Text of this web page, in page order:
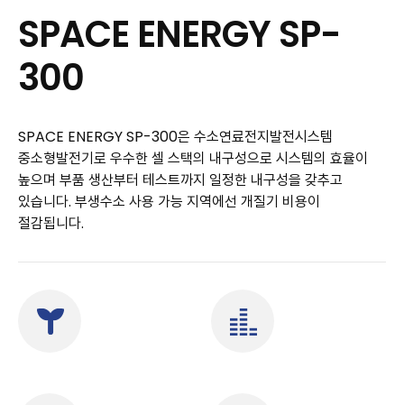
SPACE ENERGYSP-
300
SPACE ENERGY SP-300은 수소연료전지발전시스템
중소형발전기로 우수한 셀 스택의 내구성으로 시스템의 효율이
높으며 부품 생산부터 테스트까지 일정한 내구성을 갖추고
있습니다. 부생수소 사용 가능 지역에선 개질기 비용이
절감됩니다.